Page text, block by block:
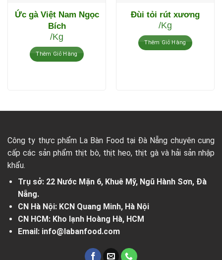
Ức gà Việt Nam Ngọc
Bích
/Kg
Thêm Giỏ Hàng
Đùi tỏi rút xương
/Kg
Thêm Giỏ Hàng
Công ty thực phẩm La Bàn Food tại Đà Nẵng chuyên cung
cấp các sản phẩm thịt bò, thịt heo, thịt gà và hải sản nhập
khẩu.
Trụ sở: 22 Nước Mặn 6, Khuê Mỹ, Ngũ Hành Sơn, Đà
Nẵng.
CN Hà Nội: KCN Quang Minh, Hà Nội
CN HCM: Kho lạnh Hoàng Hà, HCM
Email: info@labanfood.com